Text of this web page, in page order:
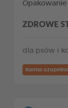
ZDROWE
dla psów i
Karma